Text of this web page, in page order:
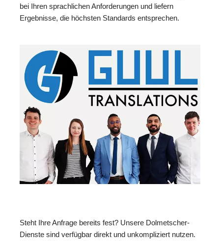
bei Ihren sprachlichen Anforderungen und liefern
Ergebnisse, die höchsten Standards entsprechen.
Steht Ihre Anfrage bereits fest? Unsere Dolmetscher-
Dienste sind verfügbar direkt und unkompliziert nutzen.